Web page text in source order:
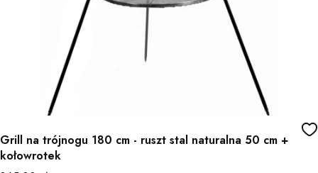
Grill na trójnogu 180 cm - ruszt stal naturalna 50 cm +
kołowrotek